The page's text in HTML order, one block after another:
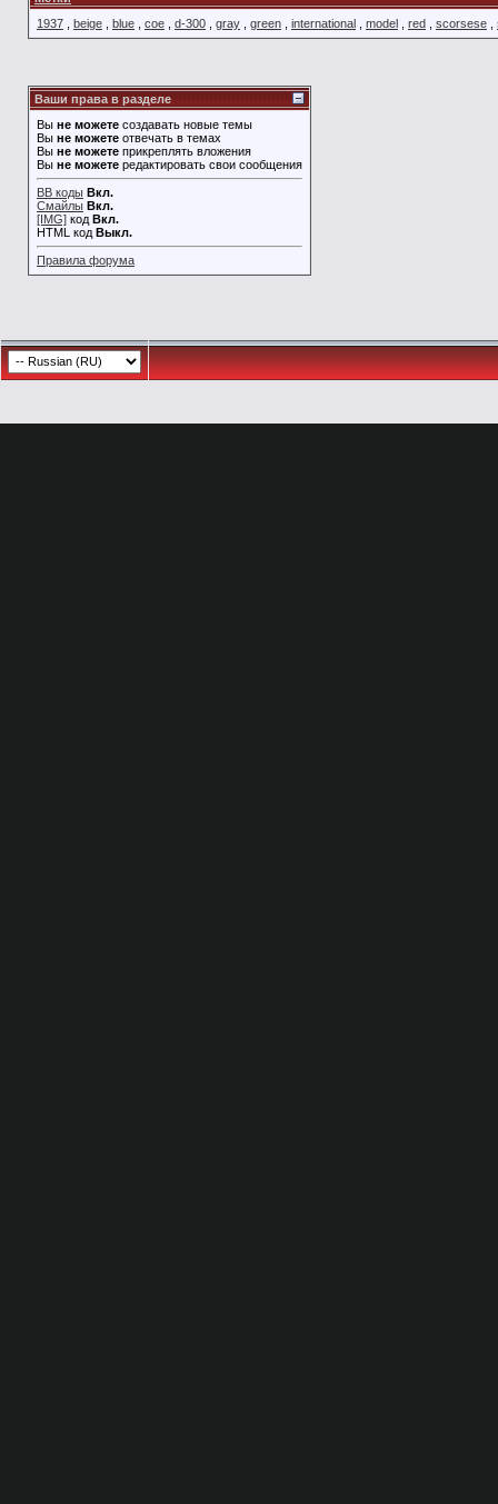
1937
beige blue coe d-300 gray green international model red scorsese
Ваши права в разделе
Вы не можете создавать новые темы
Вы не можете отвечать в темах
Вы не можете прикреплять вложения
Вы не можете редактировать свои сообщения
BB коды Вкл.
Смайлы Вкл.
[IMG] код Вкл.
HTML код Выкл.
Правила форума